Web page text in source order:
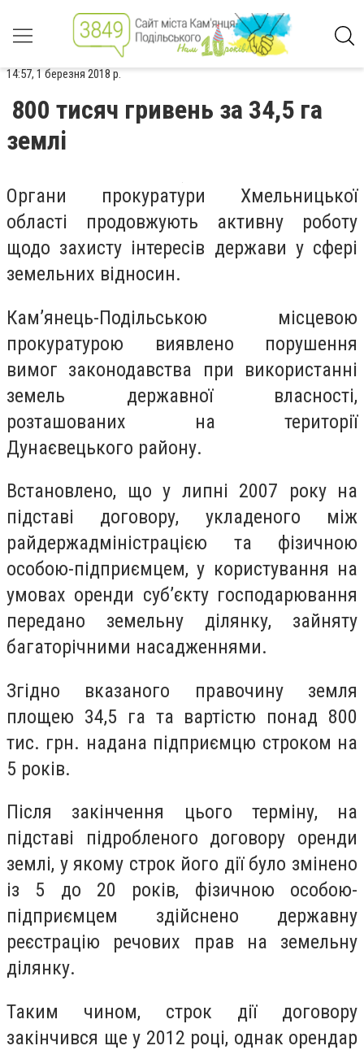
14:57, 1 березня 2018 р.
800 тисяч гривень за 34,5 га
землі
Органи прокуратури Хмельницької
області продовжують активну роботу
щодо захисту інтересів держави у сфері
земельних відносин.
Кам’янець-Подільською місцевою
прокуратурою виявлено порушення
вимог законодавства при використанні
земель державної власності,
розташованих на території
Дунаєвецького району.
Встановлено, що у липні 2007 року на
підставі договору, укладеного між
райдержадміністрацією та фізичною
особою-підприємцем, у користування на
умовах оренди суб’єкту господарювання
передано земельну ділянку, зайняту
багаторічними насадженнями.
Згідно вказаного правочину земля
площею 34,5 га та вартістю понад 800
тис. грн. надана підприємцю строком на
5 років.
Після закінчення цього терміну, на
підставі підробленого договору оренди
землі, у якому строк його дії було змінено
із 5 до 20 років, фізичною особою-
підприємцем здійснено державну
реєстрацію речових прав на земельну
ділянку.
Таким чином, строк дії договору
закінчився ще у 2012 році, однак орендар